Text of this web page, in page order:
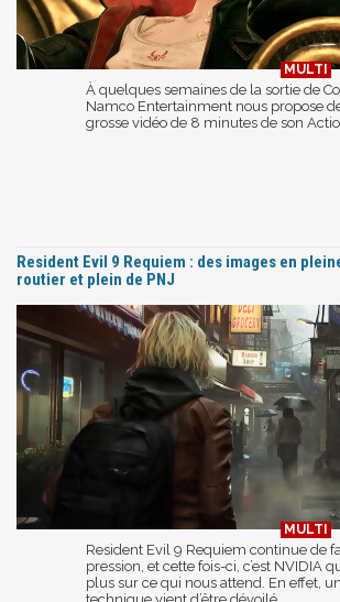
À quelques semaines de la sortie de
Namco Entertainment nous propose
grosse vidéo de 8 minutes de son
Resident Evil 9 Requiem : des images en
routier et plein de PNJ
Resident Evil 9 Requiem continue de
pression, et cette fois-ci, c’est NVIDIA
plus sur ce qui nous attend. En effet,
technique vient d’être dévoilé...